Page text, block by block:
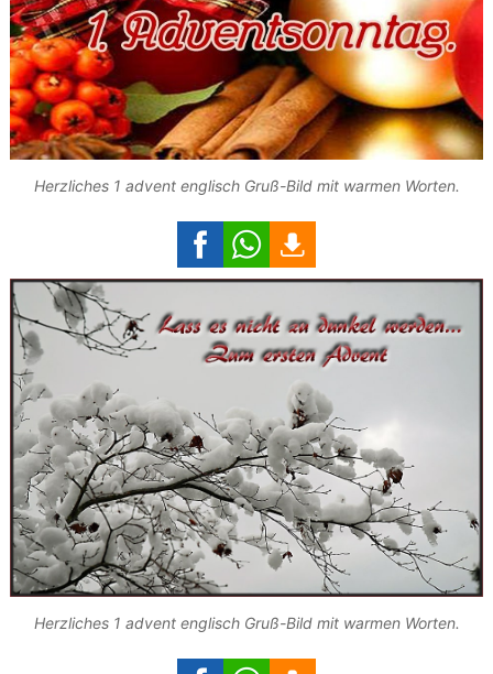
Herzliches 1 advent englisch Gruß-Bild mit warmen Worten.
Herzliches 1 advent englisch Gruß-Bild mit warmen Worten.